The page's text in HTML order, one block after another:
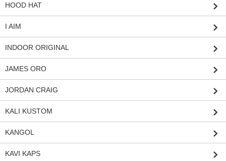
HOOD HAT
I AIM
INDOOR ORIGINAL
JAMES ORO
JORDAN CRAIG
KALI KUSTOM
KANGOL
KAVI KAPS